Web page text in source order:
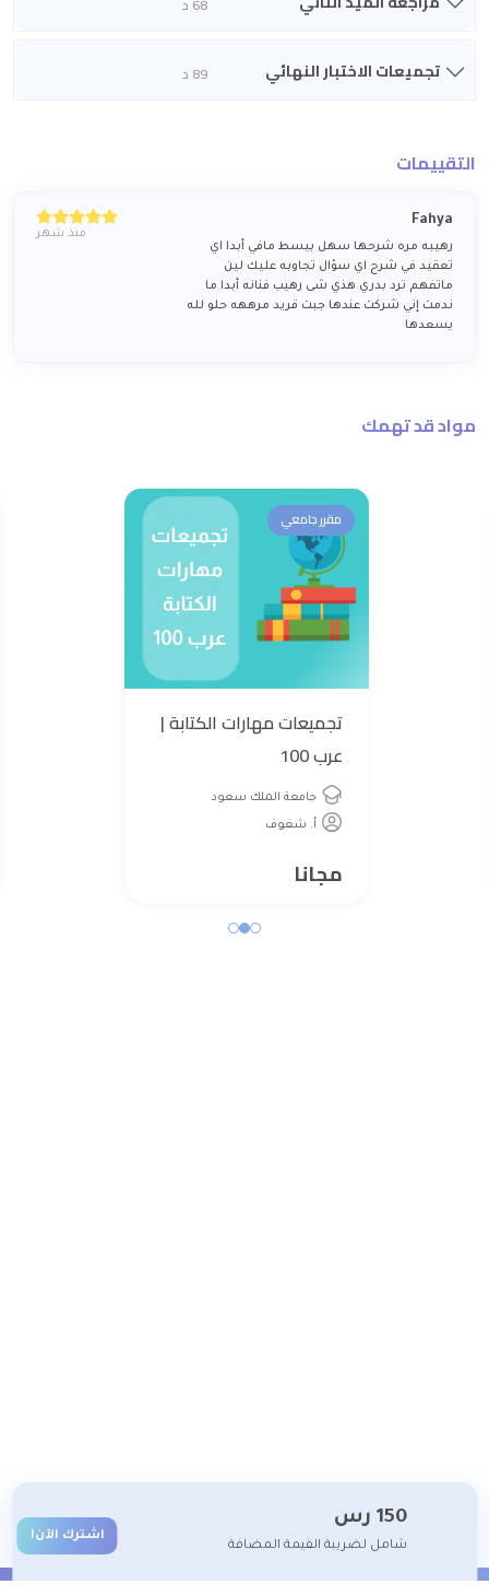
تجميعات الاختبار النهائي 89 د
التقييمات
Fahya
رهيبه مره شرحها سهل بيسط مافي أبدا اي
تعقيد في شرح اي سؤال تجاوبه عليك لين
ماتفهم ترد بدري هذي شى رهيب فنانه أبدا ما
ندمت إني شركت عندها جبت قريد مرههه حلو لله
يسعدها
منذ شهر
مواد قد تهمك
مقرر جامعي
تجميعات مهارات الكتابة |
عرب 100
جامعة الملك سعود
أ. شغوف
مجانا
150 رس
شامل لضريبة القيمة المضافة
اشترك الآن!